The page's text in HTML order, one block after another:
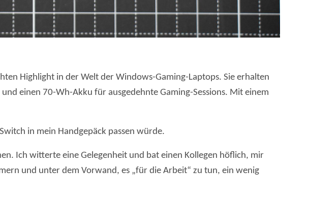
Highlight in der Welt der Windows-Gaming-Laptops. Sie erhalten
einen 70-Wh-Akku für ausgedehnte Gaming-Sessions. Mit einem
in mein Handgepäck passen würde.
Ich witterte eine Gelegenheit und bat einen Kollegen höflich, mir
und unter dem Vorwand, es „für die Arbeit“ zu tun, ein wenig